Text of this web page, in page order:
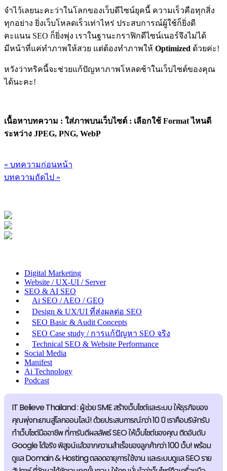
จำไว้เลยนะคะว่าในโลกของเว็บดีไซน์ยุคนี้ ความเร็วคือทุกสิ่ง
ทุกอย่าง ยิ่งเว็บโหลดเร็วเท่าไหร่ ประสบการณ์ผู้ใช้ก็ยิ่งดี
คะแนน SEO ก็ยิ่งพุ่ง เราในฐานะกราฟิกดีไซน์เนอร์จึงไม่ได้
มีหน้าที่แค่ทำภาพให้สวย แต่ต้องทำภาพให้ Optimized ด้วยค่ะ!
หวังว่าทริคนี้จะช่วยแก้ปัญหาภาพโหลดช้าในเว็บไซต์ของคุณ
ได้นะคะ!
เนื้อหาบทความ : ใส่ภาพบนเว็บไซต์ : เลือกใช้ Format ไหนดี
ระหว่าง JPEG, PNG, WebP
« บทความก่อนหน้า
บทความถัดไป »
Digital Marketing
Website / UX-UI / Server
SEO & AI SEO
Ai SEO / AEO / GEO
Design & UX/UI ที่ส่งผลต่อ SEO
SEO Basic & Audit Concepts
SEO Case study / การแก้ปัญหา SEO จริง
Technical SEO & Website Performance
Social Media
Manifest
Ai Technology
Podcast
IT Believe Thailand : ผู้ช่วย SME สร้างเว็บไซต์และระบบ ให้ธุรกิจของ
คุณพุ่งทะยานสู่โลกออนไลน์! ด้วยประสบการณ์กว่า 10 ปี เราคือบริษัทรับ
ทำเว็บไซต์มืออาชีพ ที่การันตีผลลัพธ์ SEO ให้เว็บไซต์ของคุณ ติดอันดับ
Google ได้จริง พิสูจน์แล้วจากความสำเร็จของลูกค้ากว่า 100 เว็บ! พร้อม
ดูแล Domain & Hosting ตลอดอายุการใช้งาน และระบบดูแล SEO ราย